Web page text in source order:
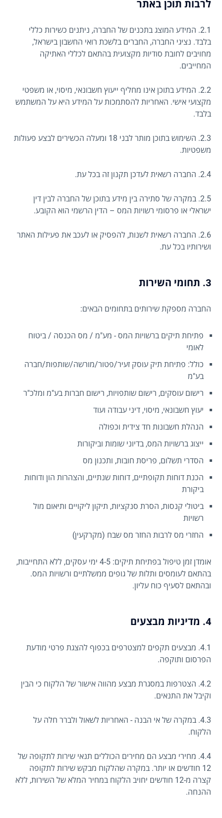
לרבות תוכן באתר
2.1. המידע המוצג בתכנים של החברה, ניתנים כשירות כללי
בלבד. נציגי החברה, החברים בלשכת רואי החשבון בישראל,
מחויבים לחובת סודיות מקצועית בהתאם לכללי האתיקה
המחייבים.
2.2. המידע בתוכן אינו מחליף ייעוץ חשבונאי, מיסוי, או משפטי
מקצועי אישי. האחריות להסתמכות על המידע היא על המשתמש
בלבד.
2.3. השימוש בתוכן מותר לבני 18 ומעלה הכשירים לבצע פעולות
משפטיות.
2.4. החברה רשאית לעדכן תקנון זה בכל עת.
2.5. במקרה של סתירה בין מידע בתוכן של החברה לבין דין
ישראלי או פרסומי רשויות המס – הדין הרשמי הוא הקובע.
2.6. החברה רשאית לשנות, להפסיק או לעכב את פעילות האתר
ושירותיו בכל עת.
3. תחומי השירות
החברה מספקת שירותים בתחומים הבאים:
פתיחת תיקים ברשויות המס - מע"מ / מס הכנסה / ביטוח
לאומי
כולל: פתיחת תיק עוסק זעיר/פטור/מורשה/שותפות/חברה
בע"מ
רישום עוסקים, רישום שותפויות, רישום חברות בע"מ ומלכ"ר
יעוץ חשבונאי, מיסוי, דיני עבודה ועוד
הנהלת חשבונות חד צידית וכפולה
ייצוג ברשויות המס, בדיוני שומות וביקורות
הסדרי תשלום, פריסת חובות, ותכנון מס
הכנת דוחות תקופתיים, דוחות שנתיים, והצהרות הון ודוחות
ביקורת
ביטולי קנסות, הסרת סנקציות, תיקון ליקויים ותיאום מול
רשויות
החזרי מס לרבות החזר מס שבח (מקרקעין)
אומדן זמן טיפול בפתיחת תיקים: 4-5 ימי עסקים, ללא התחייבות,
בהתאם לעומסים ותלות של גופים ממשלתיים ורשויות המס.
ובהתאם לסעיף כוח עליון.
4. מדיניות מבצעים
4.1. מבצעים תקפים למצטרפים בכפוף להצגת פרטי מודעת
הפרסום ותוקפה.
4.2. הצטרפות במסגרת מבצע מהווה אישור של הלקוח כי הבין
וקיבל את התנאים.
4.3. במקרה של אי הבנה - האחריות לשאול ולברר חלה על
הלקוח.
4.4. מחירי מבצע הם מחירים הכוללים תנאי שירות לתקופה של
12 חודשים או יותר. במקרה שהלקוח מבקש שירות לתקופה
קצרה מ-12 חודשים יחויב הלקוח במחיר המלא של השירות, ללא
ההנחה.